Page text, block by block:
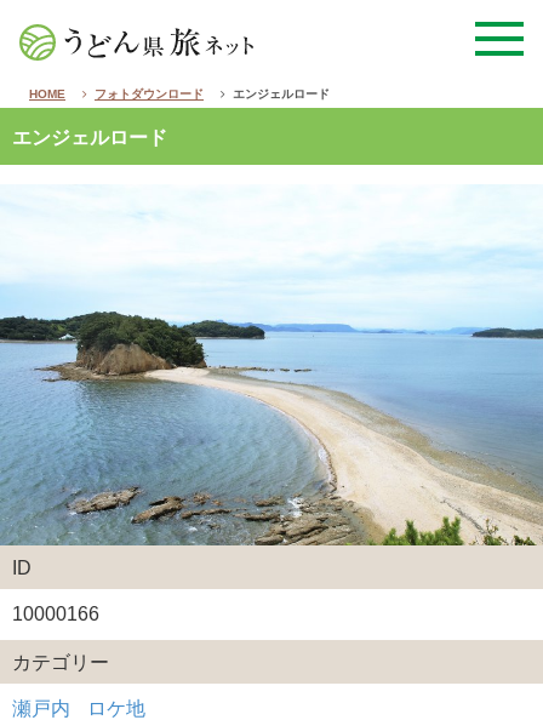
HOME フォトダウンロード エンジェルロード
エンジェルロード
ID
10000166
カテゴリー
瀬戸内 ロケ地